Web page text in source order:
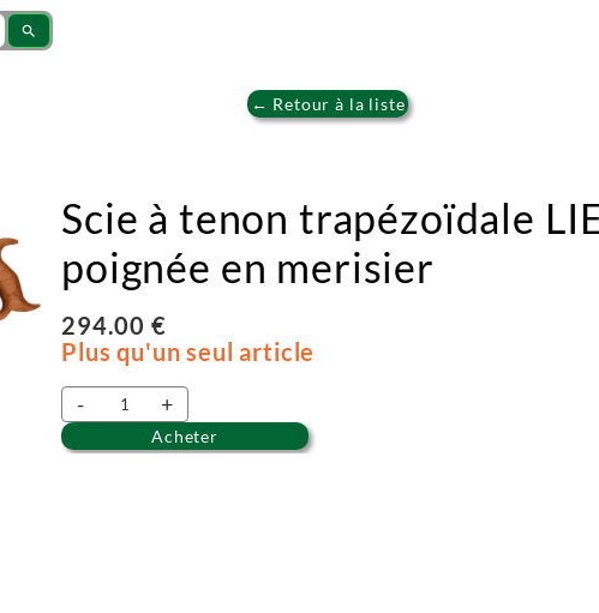
search
← Retour à la liste
Scie à tenon trapézoïdale
poignée en merisier
294.00 €
Plus qu'un seul article
- +
Acheter